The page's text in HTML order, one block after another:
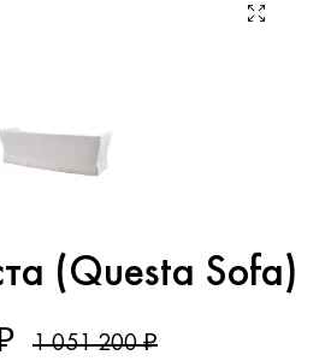
(Questa Sofa)
1 051 200 ₽